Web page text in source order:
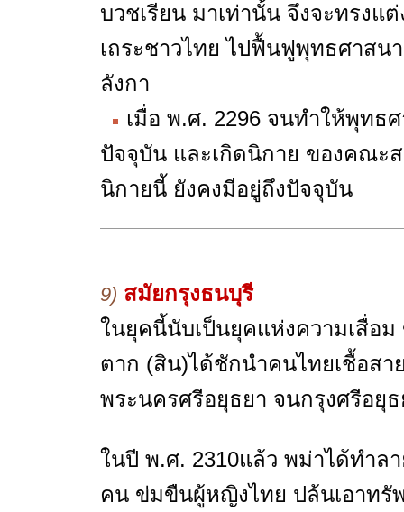
บวชเรียน มาเท่านั้น จึงจะทรง
เถระชาวไทย ไปฟื้นฟูพุทธศาสน
ลังกา
เมื่อ พ.ศ. 2296 จนทำให้พุทธ
ปัจจุบัน และเกิดนิกาย ของคณะ
นิกายนี้ ยังคงมีอยู่ถึงปัจจุบัน
9) สมัยกรุงธนบุรี
ในยุคนี้นับเป็นยุคแห่งความเสื่อ
ตาก (สิน)ได้ชักนำคนไทยเชื้อส
พระนครศรีอยุธยา จนกรุงศรีอยุ
ในปี พ.ศ. 2310แล้ว พม่าได้ทำล
คน ข่มขืนผู้หญิงไทย ปล้นเอาท